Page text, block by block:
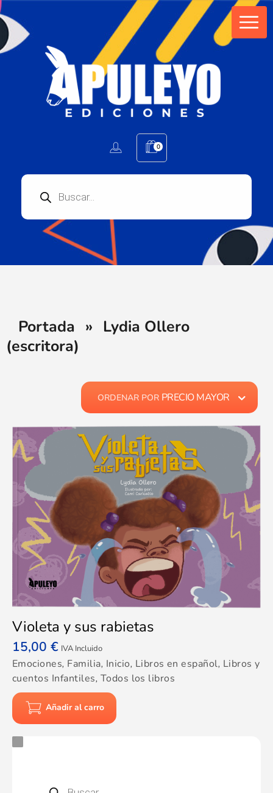
0
Portada » Lydia Ollero
(escritora)
ORDENAR POR PRECIO MAYOR
Violeta y sus rabietas
15,00 € IVA Incluido
Emociones, Familia, Inicio, Libros en español, Libros y
cuentos Infantiles, Todos los libros
Añadir al carro